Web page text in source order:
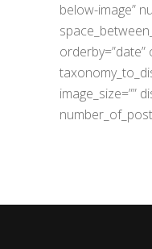
below-image”
orderby=”date”
image_size=””